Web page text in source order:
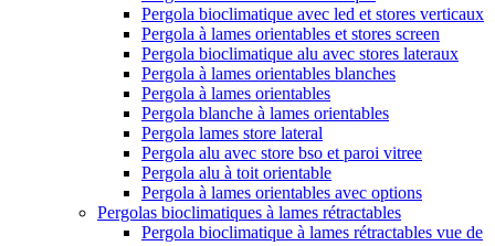
Pergola bioclimatique avec led et stores verticaux
Pergola à lames orientables et stores screen
Pergola bioclimatique alu avec stores lateraux
Pergola à lames orientables blanches
Pergola à lames orientables
Pergola blanche à lames orientables
Pergola lames store lateral
Pergola alu avec store bso et paroi vitree
Pergola alu à toit orientable
Pergola à lames orientables avec options
Pergolas bioclimatiques à lames rétractables
Pergola bioclimatique à lames rétractables vue de